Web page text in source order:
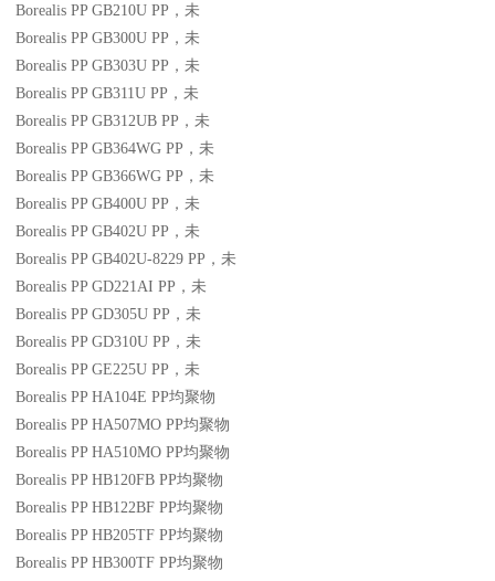
Borealis PP GB210U PP ，未
Borealis PP GB300U PP ，未
Borealis PP GB303U PP ，未
Borealis PP GB311U PP ，未
Borealis PP GB312UB PP ，未
Borealis PP GB364WG PP ，未
Borealis PP GB366WG PP ，未
Borealis PP GB400U PP ，未
Borealis PP GB402U PP ，未
Borealis PP GB402U-8229 PP ，未
Borealis PP GD221AI PP ，未
Borealis PP GD305U PP ，未
Borealis PP GD310U PP ，未
Borealis PP GE225U PP ，未
Borealis PP HA104E PP均聚物
Borealis PP HA507MO PP均聚物
Borealis PP HA510MO PP均聚物
Borealis PP HB120FB PP均聚物
Borealis PP HB122BF PP均聚物
Borealis PP HB205TF PP均聚物
Borealis PP HB300TF PP均聚物